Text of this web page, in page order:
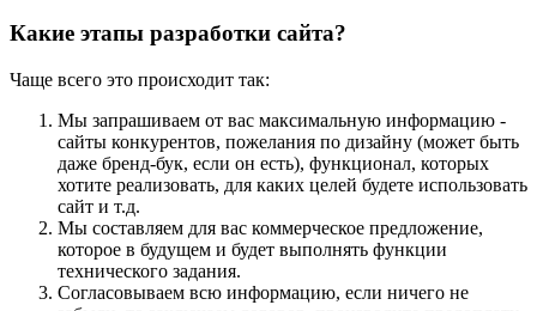
Какие этапы разработки сайта?
Чаще всего это происходит так:
Мы запрашиваем от вас максимальную информацию -
сайты конкурентов, пожелания по дизайну (может быть
даже бренд-бук, если он есть), функционал, которых
хотите реализовать, для каких целей будете использовать
сайт и т.д.
Мы составляем для вас коммерческое предложение,
которое в будущем и будет выполнять функции
технического задания.
Согласовываем всю информацию, если ничего не